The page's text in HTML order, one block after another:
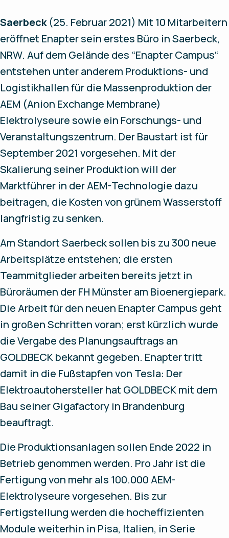
Saerbeck (25. Februar 2021) Mit 10 Mitarbeitern
eröffnet Enapter sein erstes Büro in Saerbeck,
NRW. Auf dem Gelände des “Enapter Campus“
entstehen unter anderem Produktions- und
Logistikhallen für die Massenproduktion der
AEM (Anion Exchange Membrane)
Elektrolyseure sowie ein Forschungs- und
Veranstaltungszentrum. Der Baustart ist für
September 2021 vorgesehen. Mit der
Skalierung seiner Produktion will der
Marktführer in der AEM-Technologie dazu
beitragen, die Kosten von grünem Wasserstoff
langfristig zu senken.
Am Standort Saerbeck sollen bis zu 300 neue
Arbeitsplätze entstehen; die ersten
Teammitglieder arbeiten bereits jetzt in
Büroräumen der FH Münster am Bioenergiepark.
Die Arbeit für den neuen Enapter Campus geht
in großen Schritten voran; erst kürzlich wurde
die Vergabe des Planungsauftrags an
GOLDBECK bekannt gegeben. Enapter tritt
damit in die Fußstapfen von Tesla: Der
Elektroautohersteller hat GOLDBECK mit dem
Bau seiner Gigafactory in Brandenburg
beauftragt.
Die Produktionsanlagen sollen Ende 2022 in
Betrieb genommen werden. Pro Jahr ist die
Fertigung von mehr als 100.000 AEM-
Elektrolyseure vorgesehen. Bis zur
Fertigstellung werden die hocheffizienten
Module weiterhin in Pisa, Italien, in Serie